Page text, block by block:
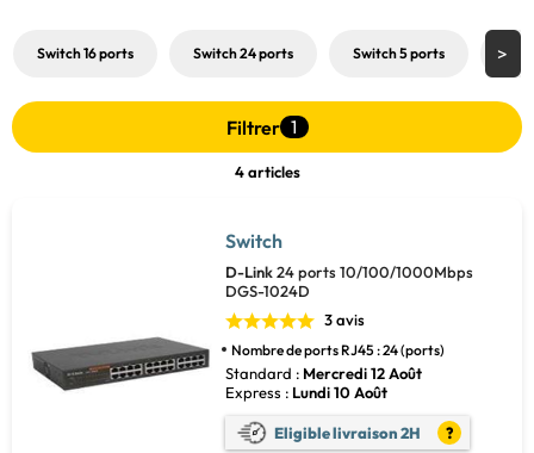
Switch 16 ports Switch 24 ports Switch 5 ports
Filtrer 1
4 articles
Switch
D-Link24 ports 10/100/1000Mbps
DGS-1024D
3 avis
Nombre de ports RJ45 : 24 (ports)
Standard : Mercredi 12 Août
Express : Lundi 10 Août
Eligible livraison 2H ?